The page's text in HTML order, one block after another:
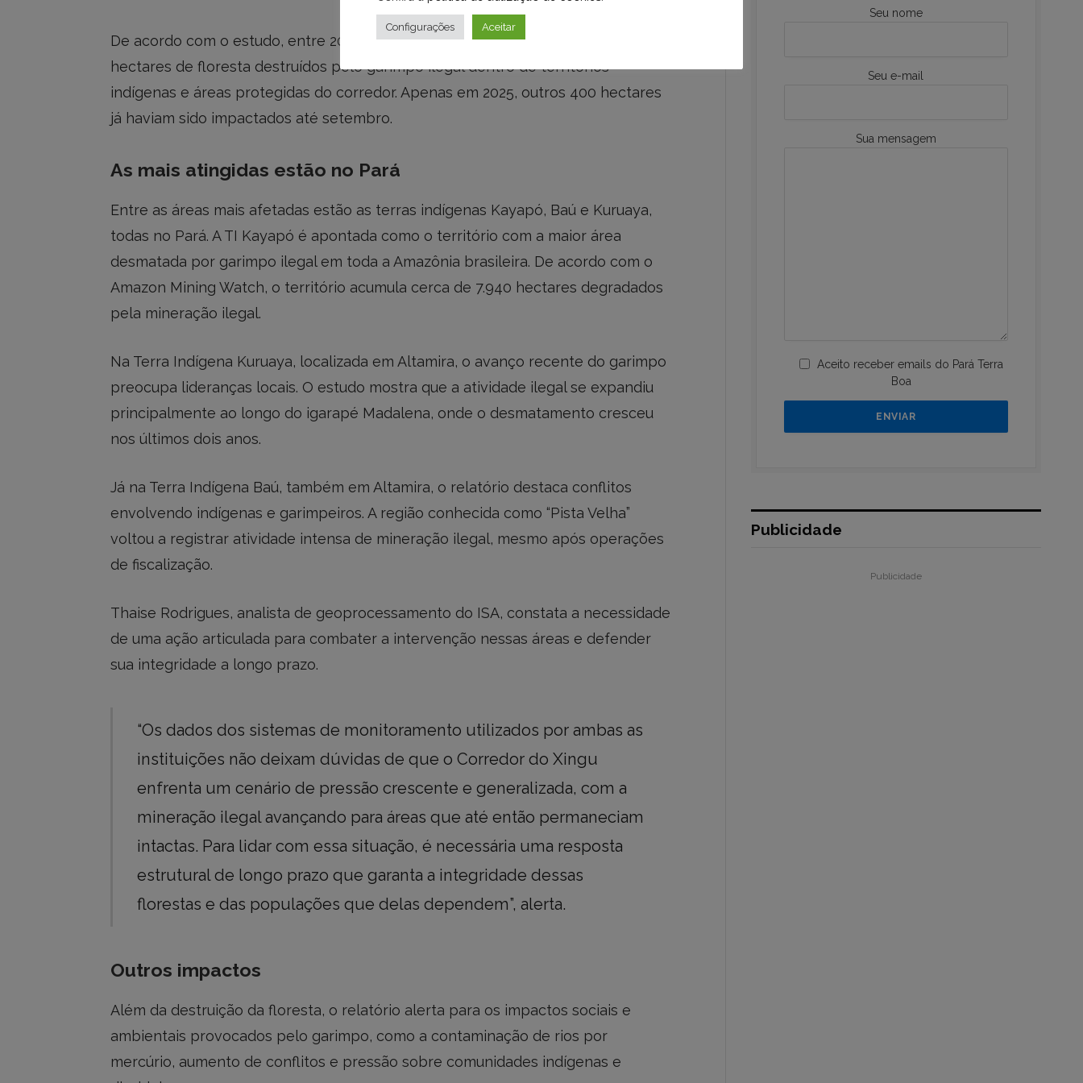
De acordo com o estudo, entre 2018 e 2024, foram registrados cerca de 11,5 mil
hectares de floresta destruídos pelo garimpo ilegal dentro de territórios
indígenas e áreas protegidas do corredor. Apenas em 2025, outros 400 hectares
já haviam sido impactados até setembro.
As mais atingidas estão no Pará
Entre as áreas mais afetadas estão as terras indígenas Kayapó, Baú e Kuruaya,
todas no Pará. A TI Kayapó é apontada como o território com a maior área
desmatada por garimpo ilegal em toda a Amazônia brasileira. De acordo com o
Amazon Mining Watch, o território acumula cerca de 7.940 hectares degradados
pela mineração ilegal.
Na Terra Indígena Kuruaya, localizada em Altamira, o avanço recente do garimpo
preocupa lideranças locais. O estudo mostra que a atividade ilegal se expandiu
principalmente ao longo do igarapé Madalena, onde o desmatamento cresceu
nos últimos dois anos.
Já na Terra Indígena Baú, também em Altamira, o relatório destaca conflitos
envolvendo indígenas e garimpeiros. A região conhecida como “Pista Velha”
voltou a registrar atividade intensa de mineração ilegal, mesmo após operações
de fiscalização.
Thaise Rodrigues, analista de geoprocessamento do ISA, constata a necessidade
de uma ação articulada para combater a intervenção nessas áreas e defender
sua integridade a longo prazo.
“Os dados dos sistemas de monitoramento utilizados por ambas as
instituições não deixam dúvidas de que o Corredor do Xingu
enfrenta um cenário de pressão crescente e generalizada, com a
mineração ilegal avançando para áreas que até então permaneciam
intactas. Para lidar com essa situação, é necessária uma resposta
estrutural de longo prazo que garanta a integridade dessas
florestas e das populações que delas dependem”, alerta.
Outros impactos
Além da destruição da floresta, o relatório alerta para os impactos sociais e
ambientais provocados pelo garimpo, como a contaminação de rios por
mercúrio, aumento de conflitos e pressão sobre comunidades indígenas e
Seu nome
Seu e-mail
Sua mensagem
Aceito receber emails do Pará Terra
Boa
Publicidade
Publicidade
Configurações Aceitar